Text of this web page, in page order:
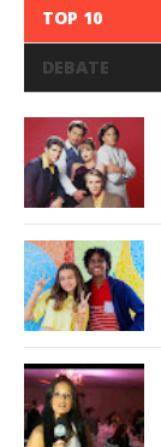
TOP 10
DEBATE